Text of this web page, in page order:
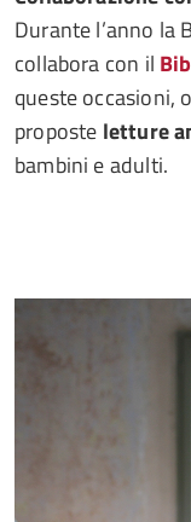
Durante l’anno la
collabora con il
queste occasioni,
proposte letture
bambini e adulti.